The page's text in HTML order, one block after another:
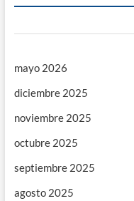
mayo 2026
diciembre 2025
noviembre 2025
octubre 2025
septiembre 2025
agosto 2025